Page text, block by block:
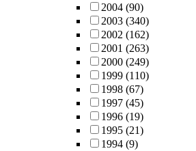
2004 (90)
2003 (340)
2002 (162)
2001 (263)
2000 (249)
1999 (110)
1998 (67)
1997 (45)
1996 (19)
1995 (21)
1994 (9)